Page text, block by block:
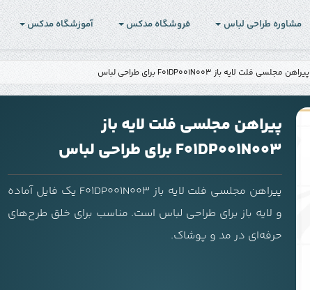
مشاوره طراحی لباس فروشگاه مدکس آموزشگاه مدکس
پیراهن مجلسی فلت لایه باز F01DP001N003 برای طراحی لباس
پیراهن مجلسی فلت لایه باز
F01DP001N003 برای طراحی لباس
پیراهن مجلسی فلت لایه باز F01DP001N003 یک فایل آماده
و لایه باز برای طراحی لباس است. مناسب برای خلق طرح‌های
حرفه‌ای در مد و پوشاک.